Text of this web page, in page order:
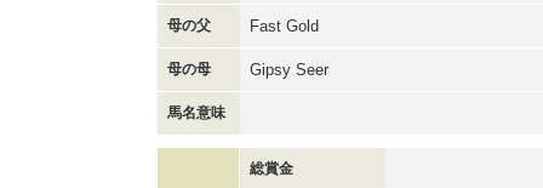
母の父 Fast Gold
母の母 Gipsy Seer
馬名意味
総賞金